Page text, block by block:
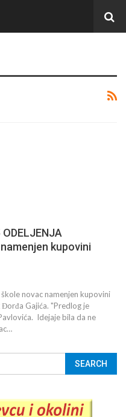
ODELJENJA
namenjen kupovini
novac namenjen kupovini
Gajića. "Predlog je
Idejaje bila da ne